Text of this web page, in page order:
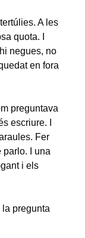
A les
quota. I
negues, no
en fora
preguntava
escriure. I
Fer
parlo. I una
i els
la pregunta